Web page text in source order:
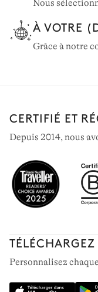
Nous
À VOTRE
Grâce à notre
CERTIFIÉ ET
Depuis 2014, nous
Personnalisez